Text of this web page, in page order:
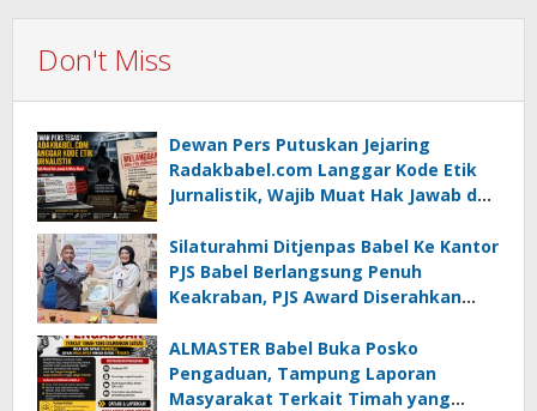
Don't Miss
Dewan Pers Putuskan Jejaring
Radakbabel.com Langgar Kode Etik
Jurnalistik, Wajib Muat Hak Jawab dan
Silaturahmi Ditjenpas Babel Ke Kantor
PJS Babel Berlangsung Penuh
Keakraban, PJS Award Diserahkan
ALMASTER Babel Buka Posko
Pengaduan, Tampung Laporan
Masyarakat Terkait Timah yang